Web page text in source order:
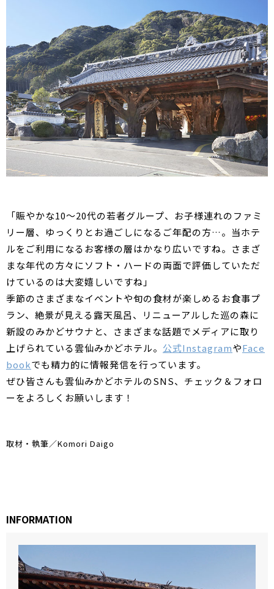
「賑やかな10～20代の若者グループ、お子様連れのファミ
リー層、ゆっくりとお過ごしになるご年配の方…。当ホテ
ルをご利用になるお客様の層はかなり広いですね。さまざ
まな年代の方々にソフト・ハードの両面で評価していただ
けているのは大変嬉しいですね」
季節のさまざまなイベントや旬の食材が楽しめるお食事プ
ラン、絶景が見える露天風呂、リニューアルした巡の森に
新設のみかどサウナと、さまざまな話題でメディアに取り
上げられている雲仙みかどホテル。 公式InstagramやFace
bookでも精力的に情報発信を行っています。
ぜひ皆さんも雲仙みかどホテルのSNS、チェック＆フォロ
ーをよろしくお願いします！
取材・執筆／Komori Daigo
INFORMATION